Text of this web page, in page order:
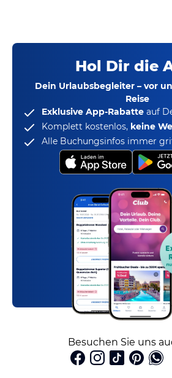
Hol Dir die
Dein Urlaubsbegleiter – vor
Reise
Exklusive App-Rabatte auf
Komplett kostenlos, keine
Alle Buchungsinfos immer
Besuchen Sie uns